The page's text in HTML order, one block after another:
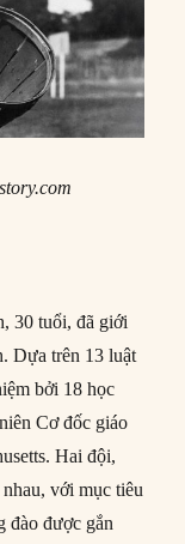
30 tuổi, đã giới
Dựa trên 13 luật
bởi 18 học
Cơ đốc giáo
Hai đội,
với mục tiêu
đào được gắn